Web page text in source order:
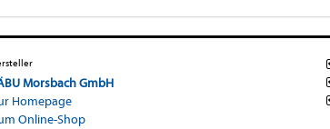
Morsbach GmbH
Homepage
Online-Shop